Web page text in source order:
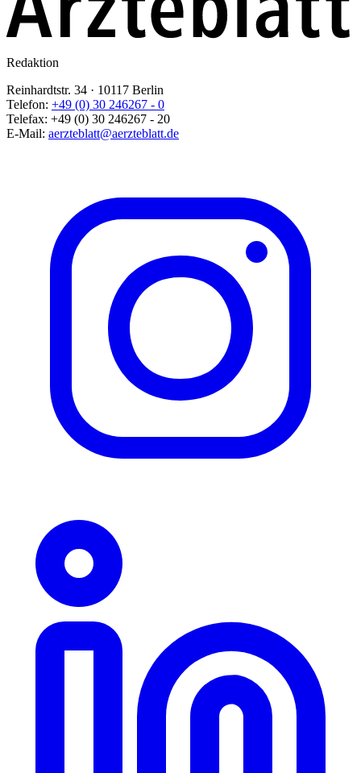
Redaktion
Reinhardtstr. 34 · 10117 Berlin
Telefon: +49 (0) 30 246267 - 0
Telefax: +49 (0) 30 246267 - 20
E-Mail: aerzteblatt@aerzteblatt.de